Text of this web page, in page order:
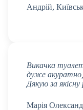
Андрій,
Викачка
дуже акуратно,
Дякую за
Марія